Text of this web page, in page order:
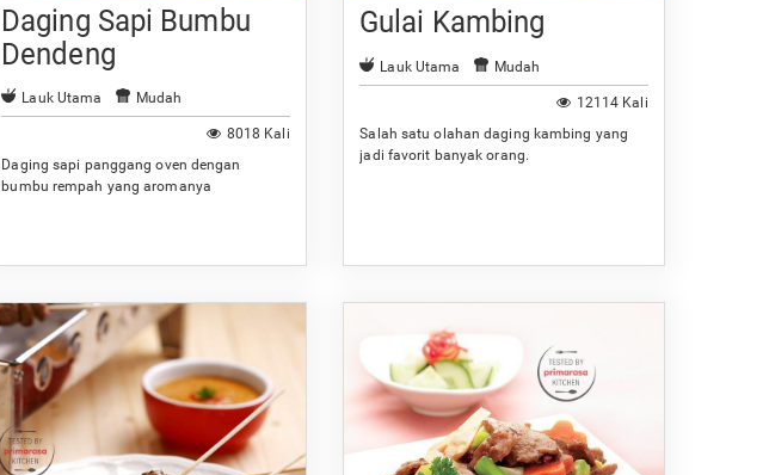
Daging Sapi Bumbu
Dendeng
Lauk Utama Mudah
8018 Kali
Daging sapi panggang oven dengan
bumbu rempah yang aromanya
Gulai Kambing
Lauk Utama Mudah
12114 Kali
Salah satu olahan daging kambing yang
jadi favorit banyak orang.